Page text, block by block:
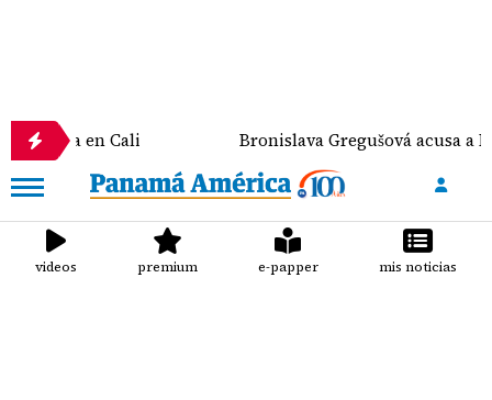
en Cali Bronislava Gregušová acusa a Mario
videos premium e-papper mis noticias